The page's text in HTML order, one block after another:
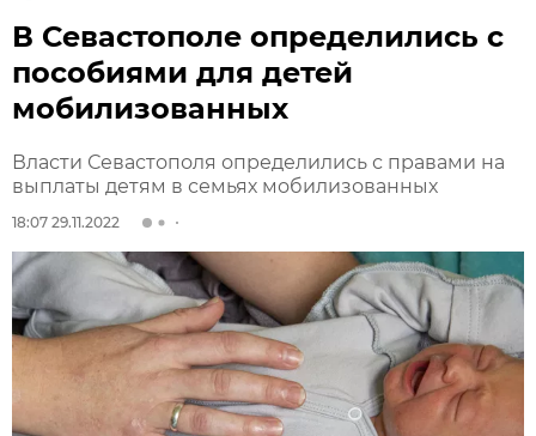
В Севастополе определились с
пособиями для детей
мобилизованных
Власти Севастополя определились с правами на
выплаты детям в семьях мобилизованных
18:07 29.11.2022